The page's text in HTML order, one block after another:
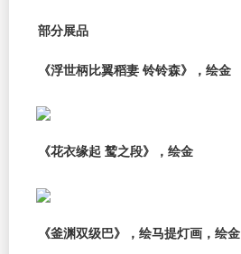
部分展品
《浮世柄比翼稻妻 铃铃森》，绘金
《花衣缘起 鹫之段》，绘金
《釜渊双级巴》，绘马提灯画，绘金